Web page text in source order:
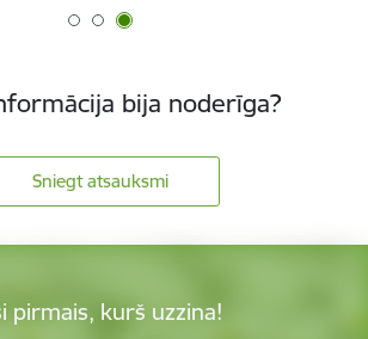
bija noderīga?
Sniegt atsauksmi
pirmais, kurš uzzina!